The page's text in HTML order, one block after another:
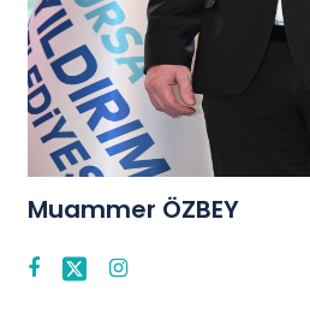
Muammer ÖZBEY